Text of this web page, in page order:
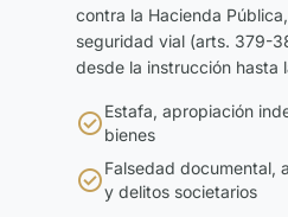
contra la Hacienda
seguridad vial (arts. 379-
desde la instrucción hasta
Estafa, apropiación
bienes
Falsedad documental,
y delitos societarios